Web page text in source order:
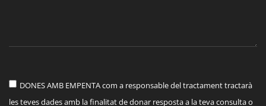
DONES AMB EMPENTA com a responsable del tractament tractarà
les teves dades amb la finalitat de donar resposta a la teva consulta o